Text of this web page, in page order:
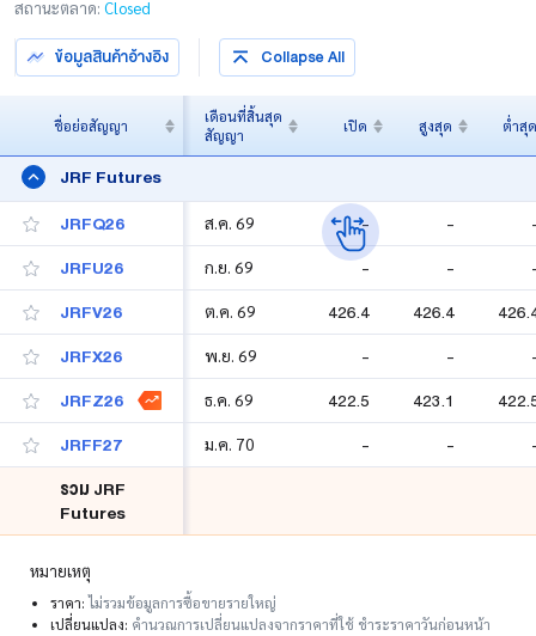
หลักประกัน
ความรู้
สถานะตลาด: Closed
ข้อมูลสินค้าอ้างอิง Collapse All
ชื่อย่อสัญญา
เดือนที่สิ้นสุด
สัญญา
เปิด สูงสุด ต่ำสุ
JRF Futures
JRFQ26
ส.ค. 69 - -
JRFU26
ก.ย. 69 - -
JRFV26
ต.ค. 69 426.4 426.4
JRFX26
พ.ย. 69 - -
JRFZ26
ธ.ค. 69 422.5 423.1
JRFF27
ม.ค. 70 - -
รวม JRF
Futures
หมายเหตุ
ราคา:ไม่รวมข้อมูลการซื้อขายรายใหญ่
เปลี่ยนแปลง: คำนวณการเปลี่ยนแปลงจากราคาที่ใช้ ชำระราคาวันก่อนหน้า